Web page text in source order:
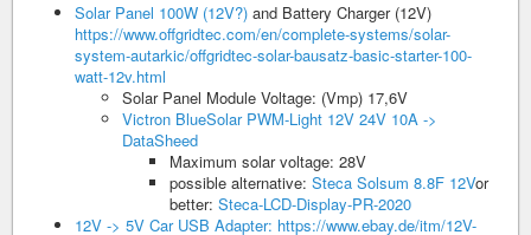
Solar Panel 100W (12V?) and Battery Charger (12V)
https://www.offgridtec.com/en/complete-systems/solar-
system-autarkic/offgridtec-solar-bausatz-basic-starter-100-
watt-12v.html
Solar Panel Module Voltage: (Vmp) 17,6V
Victron BlueSolar PWM-Light 12V 24V 10A ->
DataSheed
Maximum solar voltage: 28V
possible alternative: Steca Solsum 8.8F 12Vor
better: Steca-LCD-Display-PR-2020
12V -> 5V Car USB Adapter: https://www.ebay.de/itm/12V-